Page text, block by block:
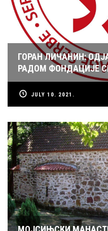
ГОРАН ЛИЧАНИН:
РАДОМ ФОНДАЦИЈЕ
JULY 10. 2021.